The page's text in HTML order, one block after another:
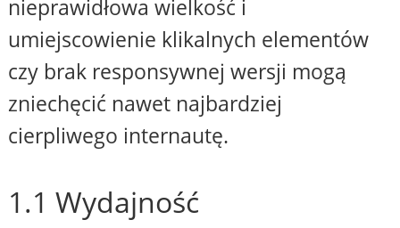
nieprawidłowa wielkość i
umiejscowienie klikalnych elementów
czy brak responsywnej wersji mogą
zniechęcić nawet najbardziej
cierpliwego internautę.
1.1 Wydajność